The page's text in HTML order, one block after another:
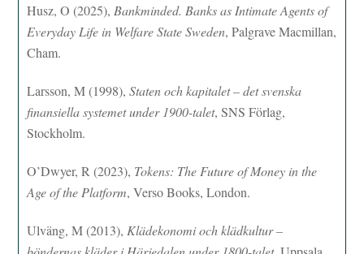
Husz, O (2025),Bankminded. Banks as Intimate Agents of
Everyday Life in Welfare State Sweden, Palgrave Macmillan,
Cham.
Larsson, M (1998),Staten och kapitalet – det svenska
finansiella systemet under 1900-talet, SNS Förlag,
Stockholm.
O’Dwyer, R (2023), Tokens: The Future of Money in the
Age of the Platform, Verso Books, London.
Ulväng, M (2013), Klädekonomi och klädkultur–